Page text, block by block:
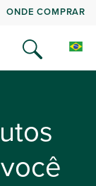
ONDE COMPRAR